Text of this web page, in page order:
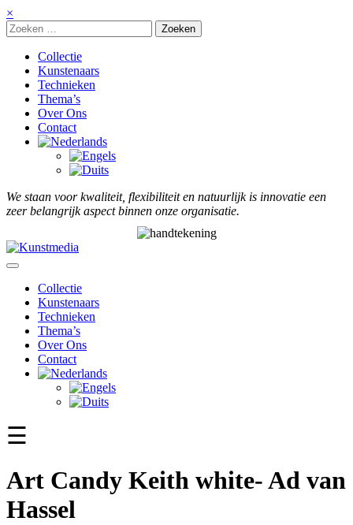
Meteen
naar
de
inhoud
×
Collectie
Kunstenaars
Technieken
Thema’s
Over Ons
Contact
We staan voor kwaliteit, flexibiliteit en natuurlijk is innovatie een
zeer belangrijk aspect binnen onze organisatie.
Collectie
Kunstenaars
Technieken
Thema’s
Over Ons
Contact
☰
Art Candy Keith white- Ad van
Hassel